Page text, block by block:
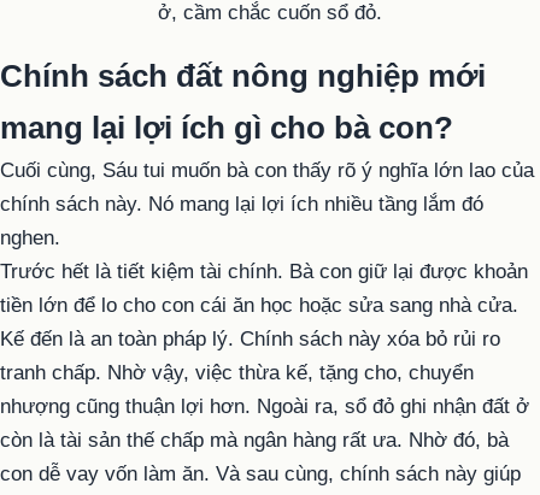
ở, cầm chắc cuốn sổ đỏ.
Chính sách đất nông nghiệp mới
mang lại lợi ích gì cho bà con?
Cuối cùng, Sáu tui muốn bà con thấy rõ ý nghĩa lớn lao của
chính sách này. Nó mang lại lợi ích nhiều tầng lắm đó
nghen.
Trước hết là tiết kiệm tài chính. Bà con giữ lại được khoản
tiền lớn để lo cho con cái ăn học hoặc sửa sang nhà cửa.
Kế đến là an toàn pháp lý. Chính sách này xóa bỏ rủi ro
tranh chấp. Nhờ vậy, việc thừa kế, tặng cho, chuyển
nhượng cũng thuận lợi hơn. Ngoài ra, sổ đỏ ghi nhận đất ở
còn là tài sản thế chấp mà ngân hàng rất ưa. Nhờ đó, bà
con dễ vay vốn làm ăn. Và sau cùng, chính sách này giúp